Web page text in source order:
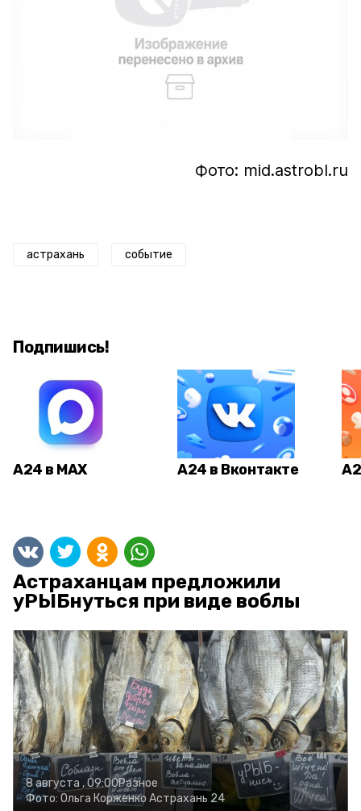
Фото: mid.astrobl.ru
астрахань событие
Подпишись!
А24 в MAX А24 в Вконтакте
Астраханцам предложили
уРЫБнуться при виде воблы
8 августа , 09:00Разное
Фото: Ольга Корженко Астрахань 24